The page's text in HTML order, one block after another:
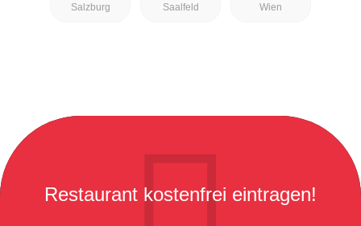
Salzburg Saalfeld
Wien
Restaurant kostenfrei eintragen!